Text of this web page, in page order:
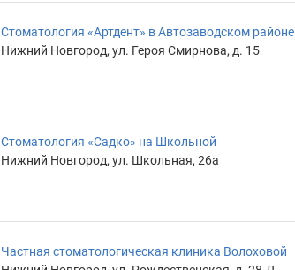
Стоматология «Артдент» в Автозаводском районе
Нижний Новгород, ул. Героя Смирнова, д. 15
Стоматология «Садко» на Школьной
Нижний Новгород, ул. Школьная, 26а
Частная стоматологическая клиника Волоховой